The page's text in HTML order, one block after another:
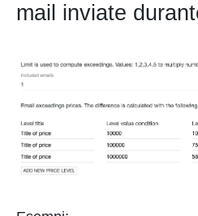
mail inviate